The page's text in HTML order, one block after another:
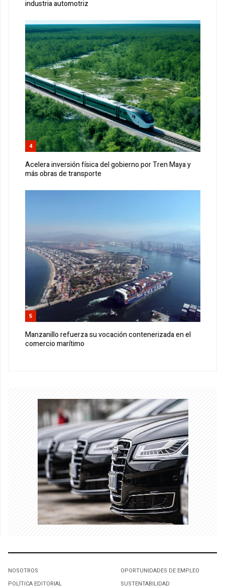
industria automotriz
4
Acelera inversión física del gobierno por Tren Maya y
más obras de transporte
5
Manzanillo refuerza su vocación contenerizada en el
comercio marítimo
NOSOTROS
POLÍTICA EDITORIAL
OPORTUNIDADES DE EMPLEO
SUSTENTABILIDAD